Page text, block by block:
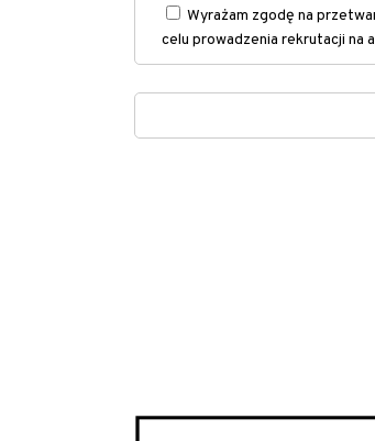
Wyrażam zgodę na
celu prowadzenia rekrutacji na